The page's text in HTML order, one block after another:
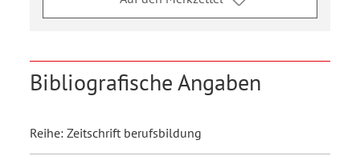
Bibliografische Angaben
Reihe: Zeitschrift berufsbildung